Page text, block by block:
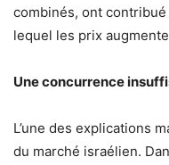
combinés, ont
lequel les prix
Une concurrence
L’une des explications
du marché israélien.